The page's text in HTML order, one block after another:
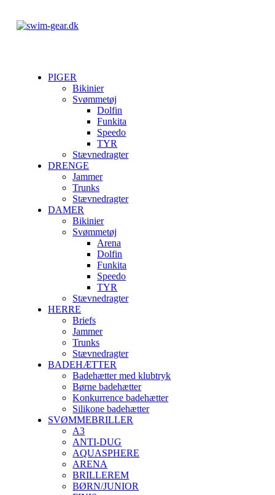
PIGER
Bikinier
Svømmetøj
Dolfin
Funkita
Speedo
TYR
Stævnedragter
DRENGE
Jammer
Trunks
Stævnedragter
DAMER
Bikinier
Svømmetøj
Arena
Dolfin
Funkita
Speedo
TYR
Stævnedragter
HERRE
Briefs
Jammer
Trunks
Stævnedragter
BADEHÆTTER
Badehætter med klubtryk
Børne badehætter
Konkurrence badehætter
Silikone badehætter
SVØMMEBRILLER
A3
ANTI-DUG
AQUASPHERE
ARENA
BRILLEREM
BØRN/JUNIOR